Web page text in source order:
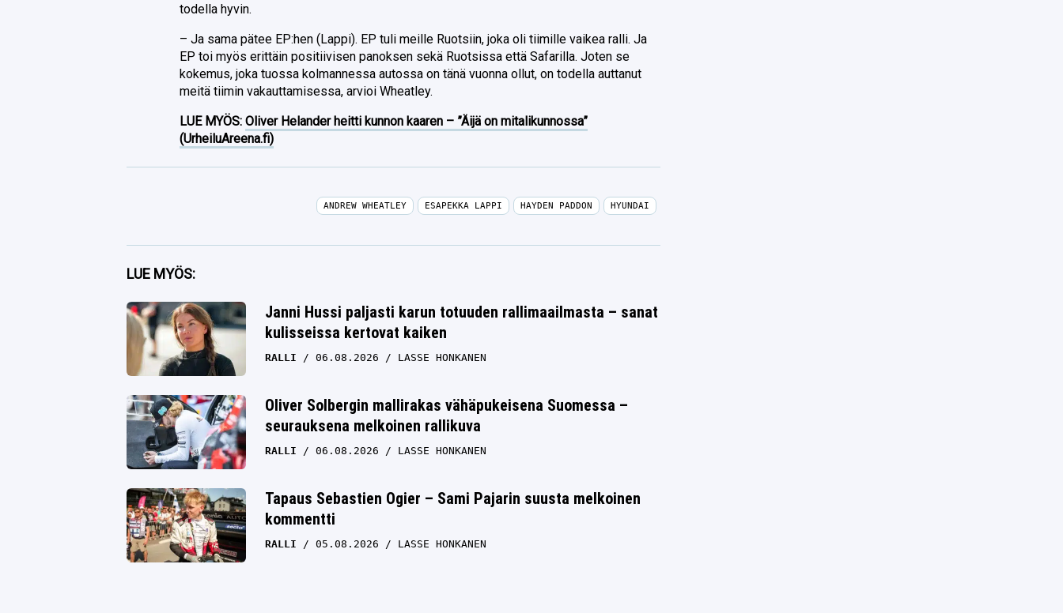
todella hyvin.
– Ja sama pätee EP:hen (Lappi). EP tuli meille Ruotsiin, joka oli tiimille vaikea ralli. Ja
EP toi myös erittäin positiivisen panoksen sekä Ruotsissa että Safarilla. Joten se
kokemus, joka tuossa kolmannessa autossa on tänä vuonna ollut, on todella auttanut
meitä tiimin vakauttamisessa, arvioi Wheatley.
LUE MYÖS:Oliver Helander heitti kunnon kaaren – ”Äijä on mitalikunnossa”
(UrheiluAreena.fi)
Facebook
Twitter
Whatsapp
ANDREW WHEATLEY ESAPEKKA LAPPI HAYDEN PADDON HYUNDAI
LUE MYÖS:
Janni Hussi paljasti karun totuuden rallimaailmasta – sanat
kulisseissa kertovat kaiken
RALLI 06.08.2026 LASSE HONKANEN
Oliver Solbergin mallirakas vähäpukeisena Suomessa –
seurauksena melkoinen rallikuva
RALLI 06.08.2026 LASSE HONKANEN
Tapaus Sebastien Ogier – Sami Pajarin suusta melkoinen
kommentti
RALLI 05.08.2026 LASSE HONKANEN